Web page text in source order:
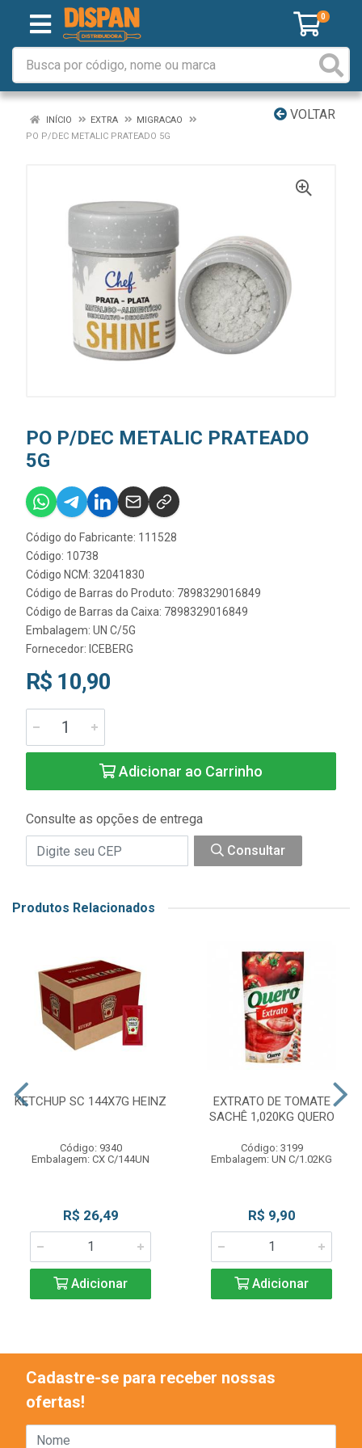
0
VOLTAR
INÍCIO EXTRA
MIGRACAO
PO P/DEC METALIC PRATEADO 5G
PO P/DEC METALIC PRATEADO
5G
Código do Fabricante: 111528
Código: 10738
Código NCM: 32041830
Código de Barras do Produto: 7898329016849
Código de Barras da Caixa: 7898329016849
Embalagem: UN C/5G
Fornecedor: ICEBERG
R$ 10,90
Adicionar ao Carrinho
Consulte as opções de entrega
Consultar
Produtos Relacionados
KETCHUP SC 144X7G HEINZ
Código: 9340
Embalagem: CX C/144UN
R$ 26,49
Adicionar
EXTRATO DE TOMATE
SACHÊ 1,020KG QUERO
Código: 3199
Embalagem: UN C/1.02KG
R$ 9,90
Adicionar
Cadastre-se para receber nossas
ofertas!